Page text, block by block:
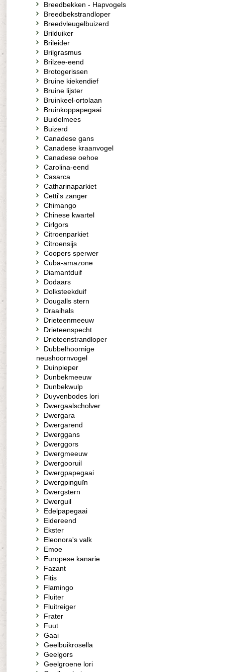
Breedbekken - Hapvogels
Breedbekstrandloper
Breedvleugelbuizerd
Brilduiker
Brileider
Brilgrasmus
Brilzee-eend
Brotogerissen
Bruine kiekendief
Bruine lijster
Bruinkeel-ortolaan
Bruinkoppapegaai
Buidelmees
Buizerd
Canadese gans
Canadese kraanvogel
Canadese oehoe
Carolina-eend
Casarca
Catharinaparkiet
Cetti's zanger
Chimango
Chinese kwartel
Cirlgors
Citroenparkiet
Citroensijs
Coopers sperwer
Cuba-amazone
Diamantduif
Dodaars
Dolksteekduif
Dougalls stern
Draaihals
Drieteenmeeuw
Drieteenspecht
Drieteenstrandloper
Dubbelhoornige
neushoornvogel
Duinpieper
Dunbekmeeuw
Dunbekwulp
Duyvenbodes lori
Dwergaalscholver
Dwergara
Dwergarend
Dwerggans
Dwerggors
Dwergmeeuw
Dwergooruil
Dwergpapegaai
Dwergpinguïn
Dwergstern
Dwerguil
Edelpapegaai
Eidereend
Ekster
Eleonora's valk
Emoe
Europese kanarie
Fazant
Fitis
Flamingo
Fluiter
Fluitreiger
Frater
Fuut
Gaai
Geelbuikrosella
Geelgors
Geelgroene lori